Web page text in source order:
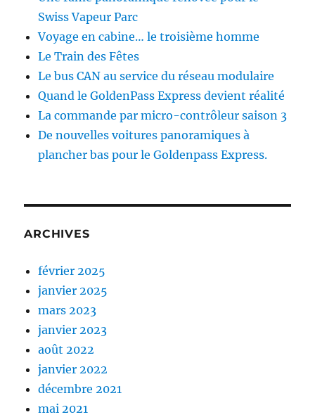
Swiss Vapeur Parc
Voyage en cabine… le troisième homme
Le Train des Fêtes
Le bus CAN au service du réseau modulaire
Quand le GoldenPass Express devient réalité
La commande par micro-contrôleur saison 3
De nouvelles voitures panoramiques à
plancher bas pour le Goldenpass Express.
ARCHIVES
février 2025
janvier 2025
mars 2023
janvier 2023
août 2022
janvier 2022
décembre 2021
mai 2021